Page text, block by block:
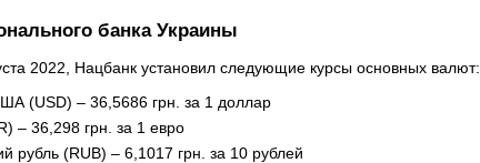
банка Украины
2022, Нацбанк установил следующие курсы основных валют:
(USD) – 36,5686 грн. за 1 доллар
– 36,298 грн. за 1 евро
рубль (RUB) – 6,1017 грн. за 10 рублей